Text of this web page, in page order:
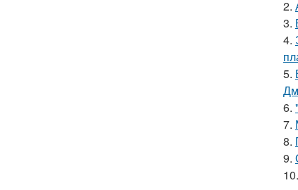
2.
3.
4.
5.
6.
7.
8.
9.
10.